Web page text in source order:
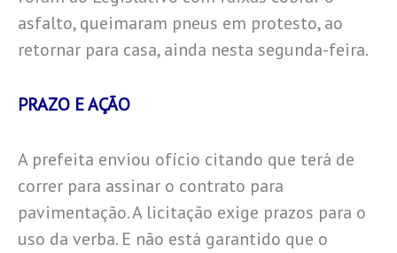
asfalto, queimaram pneus em protesto, ao
retornar para casa, ainda nesta segunda-feira.
PRAZO E AÇÃO
A prefeita enviou ofício citando que terá de
correr para assinar o contrato para
pavimentação. A licitação exige prazos para o
uso da verba. E não está garantido que o